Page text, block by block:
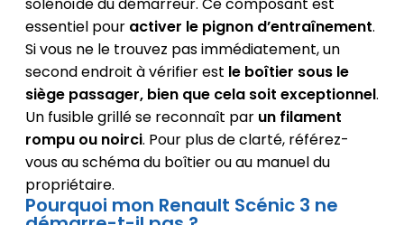
solénoïde du démarreur. Ce composant est
essentiel pour activer le pignon d’entraînement.
Si vous ne le trouvez pas immédiatement, un
second endroit à vérifier est le boîtier sous le
siège passager, bien que cela soit exceptionnel.
Un fusible grillé se reconnaît par un filament
rompu ou noirci. Pour plus de clarté, référez-
vous au schéma du boîtier ou au manuel du
propriétaire.
Pourquoi mon Renault Scénic 3 ne